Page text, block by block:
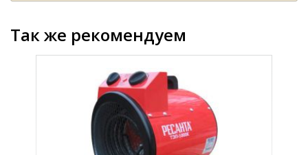
Так же рекомендуем